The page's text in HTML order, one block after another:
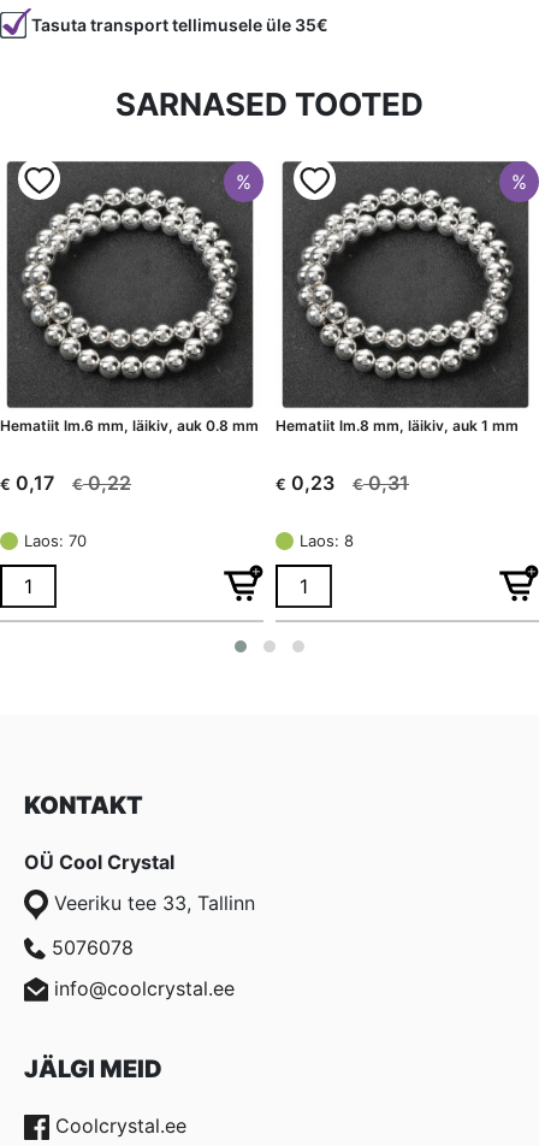
Kuju
ümmargune
Ahhaat
Tasuta transport tellimusele üle 35€
SARNASED TOOTED
%
Hematiit lm.6 mm, läikiv, auk 0.8 mm
€0,22
Algne
oli:
€ 0,22.
€ 0,17
Current
is:
€ 0,17.
Laos: 70
%
Hematiit lm.8 mm, läikiv, auk 1 mm
€0,31
Algne
oli:
€ 0,31.
€ 0,23
Current
is:
€ 0,23.
Laos: 8
KONTAKT
OÜ Cool Crystal
Veeriku tee 33, Tallinn
5076078
info@coolcrystal.ee
JÄLGI MEID
Coolcrystal.ee